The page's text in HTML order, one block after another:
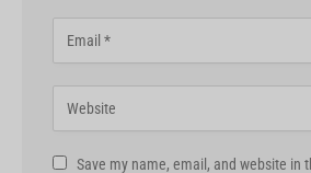
Save my name, email, and website in